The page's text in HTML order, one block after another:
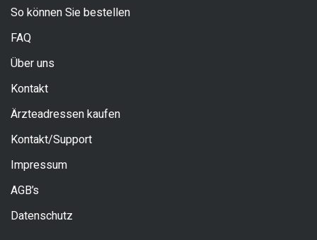
So können Sie bestellen
FAQ
Über uns
Kontakt
Ärzteadressen kaufen
Kontakt/Support
Impressum
AGB’s
Datenschutz